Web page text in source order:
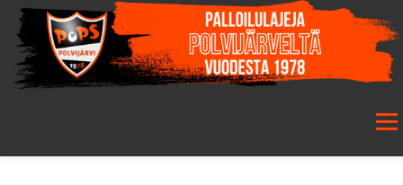
Siirry
sisältöön